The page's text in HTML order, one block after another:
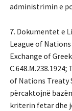
administrimin e
7. Dokumentet e
League of
Exchange of
of Nations Treaty
përcaktojnë
kriterin fetar dhe